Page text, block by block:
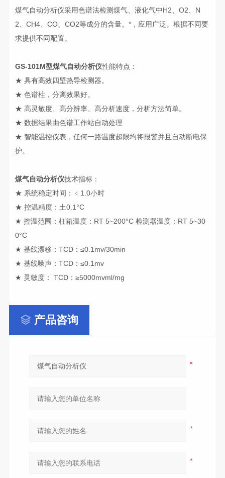
煤气自动分析仪采用色谱法检测煤气、液化气中H2、O2、N
2、CH4、CO、CO2等成分的含量。*，应用广泛。根据不同要
求提供不同配置。
GS-101M型煤气自动分析仪性能特点：
★ 具有高效四壁热导检测器。
★ 色谱柱，分离效果好。
★ 高灵敏度、高分辨率、高分析速度，分析方法简单。
★ 数据结果由色谱工作站自动处理
★ 智能温控仪表，任何一路温度超限均将报警并且自动断电保
护。
煤气自动分析仪技术指标：
★ 系统稳定时间：﹤1.0小时
★ 控温精度：土0.1°C
★ 控温范围：柱箱温度：RT 5~200°C 检测器温度：RT 5~30
0°C
★ 基线漂移：TCD：≤0.1mv/30min
★ 基线噪声：TCD：≤0.1mv
★ 灵敏度： TCD：≥5000mvml/mg
产品咨询